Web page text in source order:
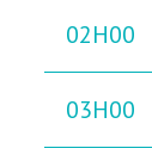
02H00
03H00